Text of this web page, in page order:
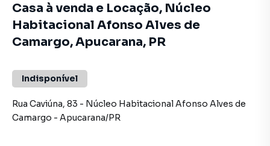
Casa à venda e Locação, Núcleo
Habitacional Afonso Alves de
Camargo, Apucarana, PR
Indisponível
Rua Caviúna, 83 - Núcleo Habitacional Afonso Alves de
Camargo - Apucarana/PR